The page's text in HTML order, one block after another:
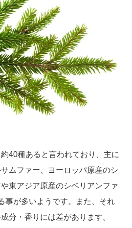
40種あると言われており、主に
ムファー、ヨーロッパ原産のシ
東アジア原産のシベリアンファ
事が多いようです。また、それ
分・香りには差があります。